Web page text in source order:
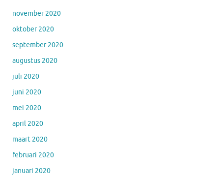
november 2020
oktober 2020
september 2020
augustus 2020
juli 2020
juni 2020
mei 2020
april 2020
maart 2020
februari 2020
januari 2020